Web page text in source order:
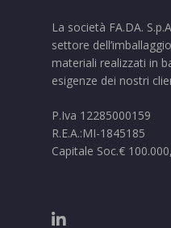
La società FA.DA.
settore
materiali realizzati in
esigenze dei nostri
P.Iva 12285000159
R.E.A.:MI-1845185
Capitale Soc.€